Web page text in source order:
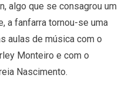
algo que se consagrou um
a fanfarra tornou-se uma
aulas de música com o
Monteiro e com o
Nascimento.